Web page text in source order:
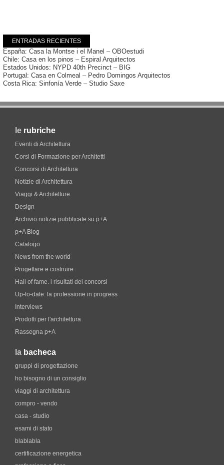
ENTRADAS RECIENTES
España: Casa la Montse i el Manel – OBOestudi
Chile: Casa en los pinos – Espiral Arquitectos
Estados Unidos: NYPD 40th Precinct – BIG
Portugal: Casa en Colmeal – Pedro Domingos Arquitectos
Costa Rica: Sinfonía Verde – Studio Saxe
le rubriche
Eventi di Architettura
Corsi di Formazione per Architetti
Concorsi di Architettura
Notizie di Architettura
Viaggi & Architetture
Design
Archivio notizie pubblicate su p+A
p+A Blog
Catalogo
News from the world
Progettare e costruire
Hall of fame. i risultati dei concorsi
Up-to-date: la professione in progress
Interviews
Prodotti per l'architettura
Rassegna p+A
la bacheca
gruppi di progettazione
ho bisogno di un consiglio
viaggi di architettura
compro - vendo
casa - studio
esami di stato
blablabla
certificazione energetica